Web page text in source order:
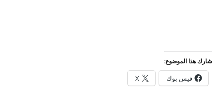
شارك هذا الموضوع:
فيس بوك X